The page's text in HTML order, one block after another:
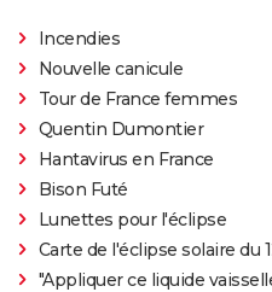
Incendies
Nouvelle canicule
Tour de France femmes
Quentin Dumontier
Hantavirus en France
Bison Futé
Lunettes pour l'éclipse
Carte de l'éclipse solaire du
"Appliquer ce liquide